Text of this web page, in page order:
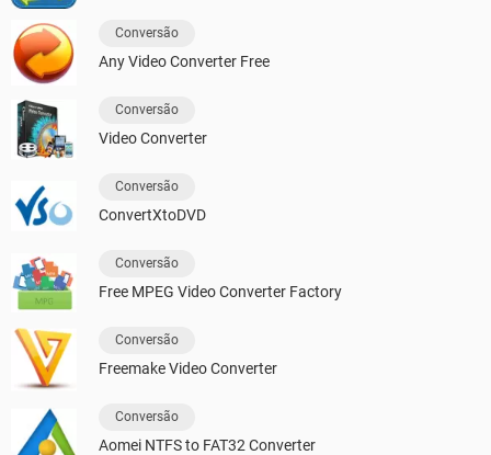
Conversão
Any Video Converter Free
Conversão
Video Converter
Conversão
ConvertXtoDVD
Conversão
Free MPEG Video Converter Factory
Conversão
Freemake Video Converter
Conversão
Aomei NTFS to FAT32 Converter